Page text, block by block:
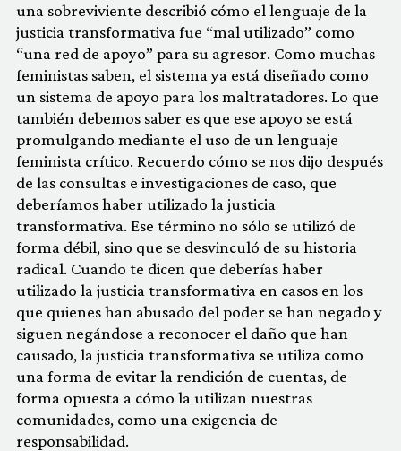
una sobreviviente describió cómo el lenguaje de la
justicia transformativa fue “mal utilizado” como
“una red de apoyo” para su agresor. Como muchas
feministas saben, el sistema ya está diseñado como
un sistema de apoyo para los maltratadores. Lo que
también debemos saber es que ese apoyo se está
promulgando mediante el uso de un lenguaje
feminista crítico. Recuerdo cómo se nos dijo después
de las consultas e investigaciones de caso, que
deberíamos haber utilizado la justicia
transformativa. Ese término no sólo se utilizó de
forma débil, sino que se desvinculó de su historia
radical. Cuando te dicen que deberías haber
utilizado la justicia transformativa en casos en los
que quienes han abusado del poder se han negado y
siguen negándose a reconocer el daño que han
causado, la justicia transformativa se utiliza como
una forma de evitar la rendición de cuentas, de
forma opuesta a cómo la utilizan nuestras
comunidades, como una exigencia de
responsabilidad.